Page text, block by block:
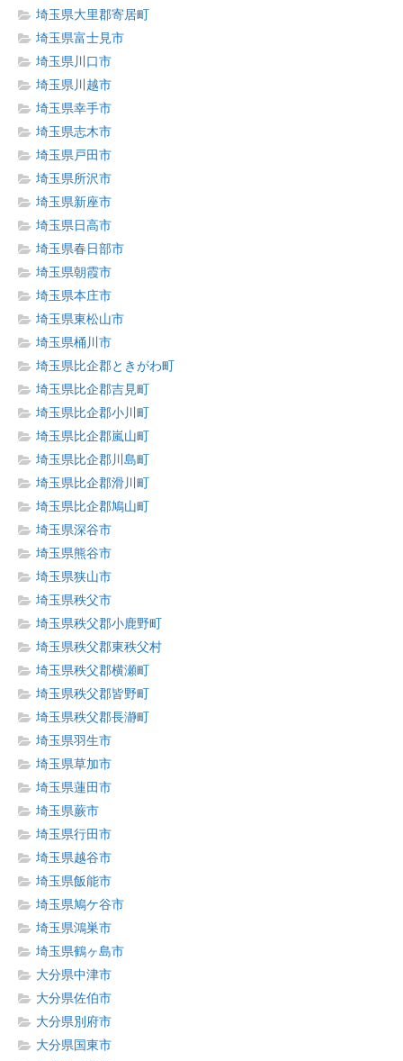
埼玉県大里郡寄居町
埼玉県富士見市
埼玉県川口市
埼玉県川越市
埼玉県幸手市
埼玉県志木市
埼玉県戸田市
埼玉県所沢市
埼玉県新座市
埼玉県日高市
埼玉県春日部市
埼玉県朝霞市
埼玉県本庄市
埼玉県東松山市
埼玉県桶川市
埼玉県比企郡ときがわ町
埼玉県比企郡吉見町
埼玉県比企郡小川町
埼玉県比企郡嵐山町
埼玉県比企郡川島町
埼玉県比企郡滑川町
埼玉県比企郡鳩山町
埼玉県深谷市
埼玉県熊谷市
埼玉県狭山市
埼玉県秩父市
埼玉県秩父郡小鹿野町
埼玉県秩父郡東秩父村
埼玉県秩父郡横瀬町
埼玉県秩父郡皆野町
埼玉県秩父郡長瀞町
埼玉県羽生市
埼玉県草加市
埼玉県蓮田市
埼玉県蕨市
埼玉県行田市
埼玉県越谷市
埼玉県飯能市
埼玉県鳩ケ谷市
埼玉県鴻巣市
埼玉県鶴ヶ島市
大分県中津市
大分県佐伯市
大分県別府市
大分県国東市